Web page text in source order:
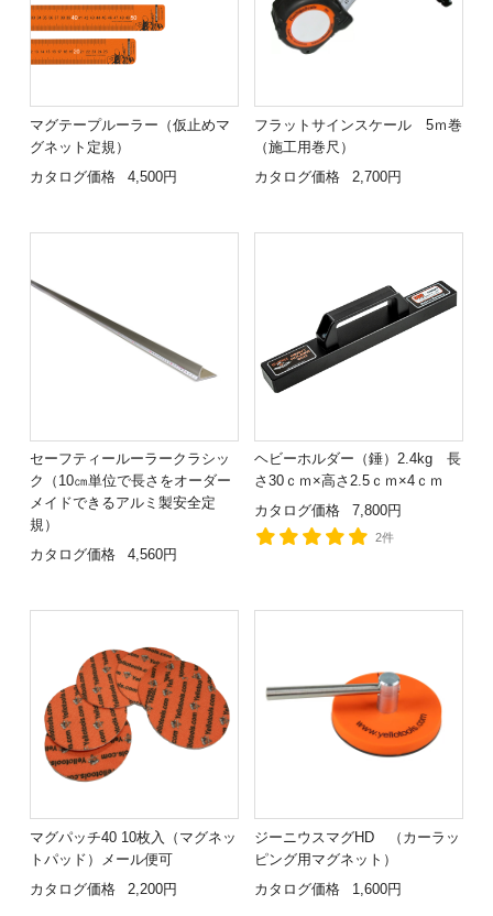
マグテープルーラー（仮止めマ
グネット定規）
カタログ価格
4,500円
フラットサインスケール 5ｍ巻
（施工用巻尺）
カタログ価格
2,700円
セーフティールーラークラシッ
ク（10㎝単位で長さをオーダー
メイドできるアルミ製安全定
規）
カタログ価格
4,560円
ヘビーホルダー（錘）2.4kg 長
さ30ｃｍ×高さ2.5ｃｍ×4ｃｍ
カタログ価格
7,800円
2件
マグパッチ40 10枚入（マグネッ
トパッド）メール便可
カタログ価格
2,200円
ジーニウスマグHD （カーラッ
ピング用マグネット）
カタログ価格
1,600円